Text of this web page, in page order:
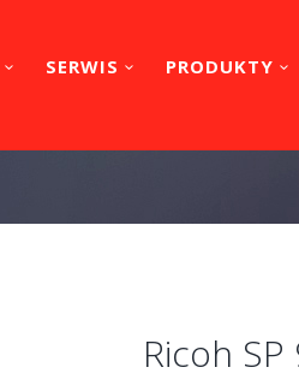
SERWIS PRODUKTY
Ricoh